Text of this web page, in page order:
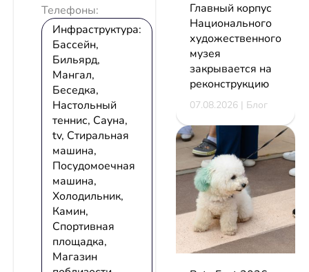
Телефоны:
Инфраструктура:
Бассейн,
Бильярд,
Мангал,
Беседка,
Настольный
теннис, Сауна,
tv, Стиральная
машина,
Посудомоечная
машина,
Холодильник,
Камин,
Спортивная
площадка,
Магазин
Главный корпус
Национального
художественного
музея
закрывается на
реконструкцию
07.08.2026 | Блог